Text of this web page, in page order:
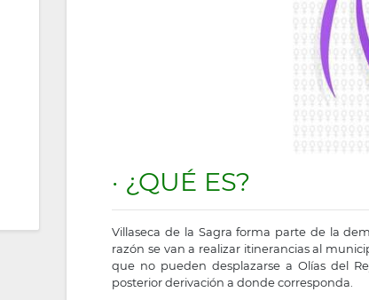
· ¿QUÉ ES?
Villaseca de la Sagra forma parte de la
razón se van a realizar itinerancias al
que no pueden desplazarse a Olías del
posterior derivación a donde corresponda.